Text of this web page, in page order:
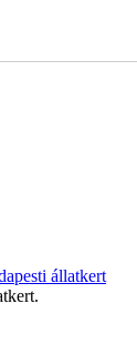
állatkert